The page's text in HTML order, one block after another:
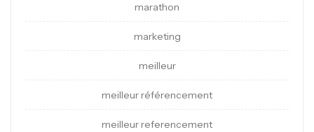
marathon
marketing
meilleur
meilleur référencement
meilleur referencement